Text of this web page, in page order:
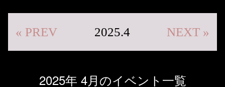
« PREV 2025.4 NEXT »
2025年 4月のイベント一覧